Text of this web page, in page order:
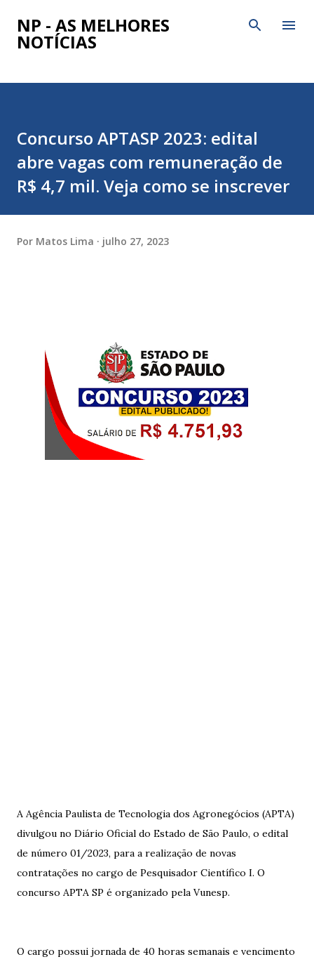
Pular para o conteúdo principal
NP - AS MELHORES
NOTÍCIAS
Concurso APTASP 2023: edital
abre vagas com remuneração de
R$ 4,7 mil. Veja como se inscrever
Por Matos Lima julho 27, 2023
A Agência Paulista de Tecnologia dos Agronegócios (APTA)
divulgou no Diário Oficial do Estado de São Paulo, o edital
de número 01/2023, para a realização de novas
contratações no cargo de Pesquisador Científico I. O
concurso APTA SP é organizado pela Vunesp.
O cargo possui jornada de 40 horas semanais e vencimento